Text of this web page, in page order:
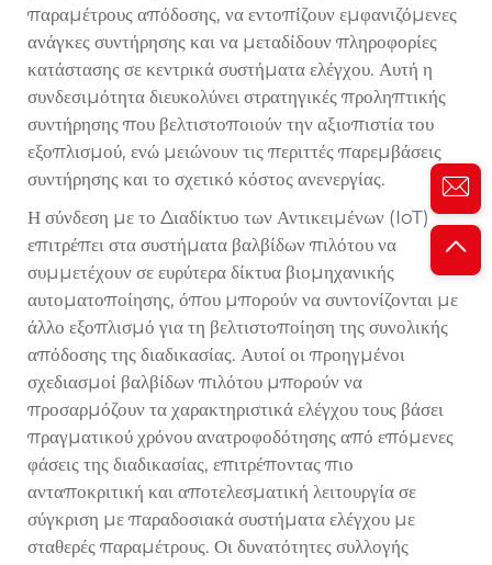
παραμέτρους απόδοσης, να εντοπίζουν εμφανιζόμενες
ανάγκες συντήρησης και να μεταδίδουν πληροφορίες
κατάστασης σε κεντρικά συστήματα ελέγχου. Αυτή η
συνδεσιμότητα διευκολύνει στρατηγικές προληπτικής
συντήρησης που βελτιστοποιούν την αξιοπιστία του
εξοπλισμού, ενώ μειώνουν τις περιττές παρεμβάσεις
συντήρησης και το σχετικό κόστος ανενεργίας.
Η σύνδεση με το Διαδίκτυο των Αντικειμένων (IoT)
επιτρέπει στα συστήματα βαλβίδων πιλότου να
συμμετέχουν σε ευρύτερα δίκτυα βιομηχανικής
αυτοματοποίησης, όπου μπορούν να συντονίζονται με
άλλο εξοπλισμό για τη βελτιστοποίηση της συνολικής
απόδοσης της διαδικασίας. Αυτοί οι προηγμένοι
σχεδιασμοί βαλβίδων πιλότου μπορούν να
προσαρμόζουν τα χαρακτηριστικά ελέγχου τους βάσει
πραγματικού χρόνου ανατροφοδότησης από επόμενες
φάσεις της διαδικασίας, επιτρέποντας πιο
ανταποκριτική και αποτελεσματική λειτουργία σε
σύγκριση με παραδοσιακά συστήματα ελέγχου με
σταθερές παραμέτρους. Οι δυνατότητες συλλογής